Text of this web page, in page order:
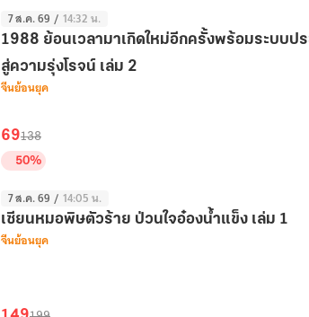
7 ส.ค. 69 / 14:32 น.
1988 ย้อนเวลามาเกิดใหม่อีกครั้งพร้อมระบบปร
สู่ความรุ่งโรจน์ เล่ม 2
จีนย้อนยุค
69138
50%
7 ส.ค. 69 / 14:05 น.
เซียนหมอพิษตัวร้าย ป่วนใจอ๋องน้ำแข็ง เล่ม 1
จีนย้อนยุค